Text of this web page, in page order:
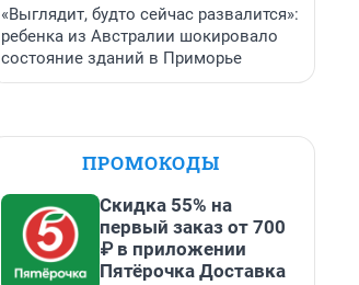
«Выглядит, будто сейчас развалится»:
ребенка из Австралии шокировало
состояние зданий в Приморье
ПРОМОКОДЫ
Скидка 55% на
первый заказ от 700
₽ в приложении
Пятёрочка Доставка